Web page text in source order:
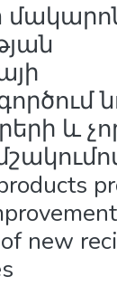
և
new